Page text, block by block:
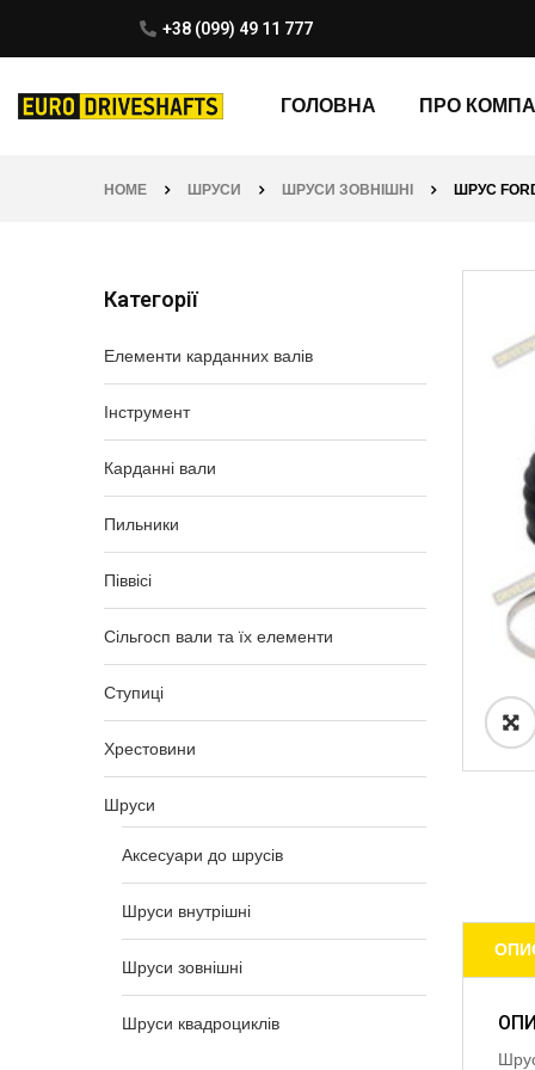
+38 (099) 49 11 777
ГОЛОВНА ПРО
HOME ШРУСИ ШРУСИ ЗОВНІШНІ ШРУС
Категорії
Елементи карданних валів
Інструмент
Карданні вали
Пильники
Піввісі
Сільгосп вали та їх елементи
Ступиці
Хрестовини
Шруси
Аксесуари до шрусів
Шруси внутрішні
Шруси зовнішні
Шруси квадроциклів